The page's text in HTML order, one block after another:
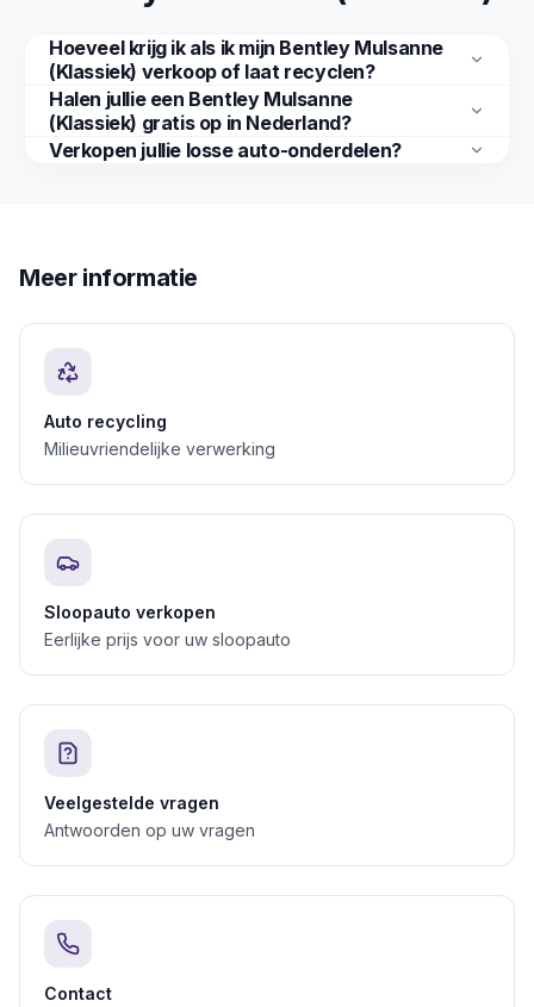
Hoeveel krijg ik als ik mijn Bentley Mulsanne
(Klassiek) verkoop of laat recyclen?
Halen jullie een Bentley Mulsanne
(Klassiek) gratis op in Nederland?
Verkopen jullie losse auto-onderdelen?
Meer informatie
Auto recycling
Milieuvriendelijke verwerking
Sloopauto verkopen
Eerlijke prijs voor uw sloopauto
Veelgestelde vragen
Antwoorden op uw vragen
Contact